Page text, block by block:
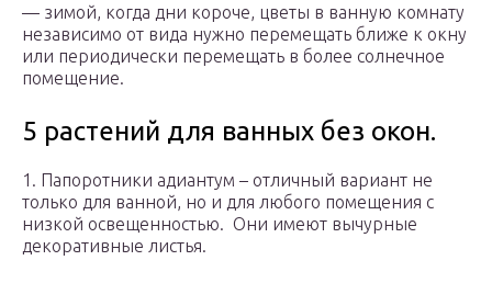
— зимой, когда дни короче, цветы в ванную комнату
независимо от вида нужно перемещать ближе к окну
или периодически перемещать в более солнечное
помещение.
5 растений для ванных без окон.
1. Папоротники адиантум – отличный вариант не
только для ванной, но и для любого помещения с
низкой освещенностью. Они имеют вычурные
декоративные листья.